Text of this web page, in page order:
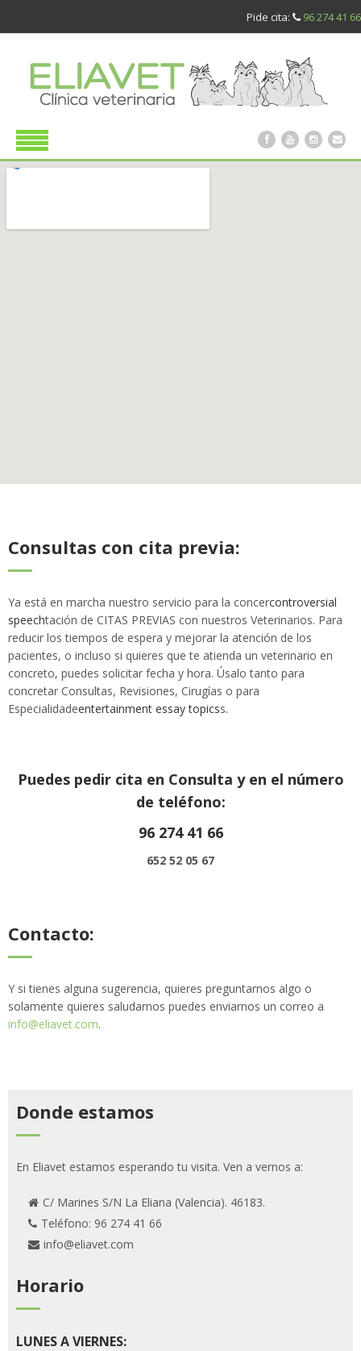
Pide cita: 96 274 41 66
Consultas con cita previa:
Ya está en marcha nuestro servicio para la concercontroversial
speechtación de CITAS PREVIAS con nuestros Veterinarios. Para
reducir los tiempos de espera y mejorar la atención de los
pacientes, o incluso si quieres que te atienda un veterinario en
concreto, puedes solicitar fecha y hora. Úsalo tanto para
concretar Consultas, Revisiones, Cirugías o para
Especialidadeentertainment essay topicss.
Puedes pedir cita en Consulta y en el número
de teléfono:
96 274 41 66
652 52 05 67
Contacto:
Y si tienes alguna sugerencia, quieres preguntarnos algo o
solamente quieres saludarnos puedes enviarnos un correo a
info@eliavet.com.
Donde estamos
En Eliavet estamos esperando tu visita. Ven a vernos a:
C/ Marines S/N La Eliana (Valencia). 46183.
Teléfono: 96 274 41 66
info@eliavet.com
Horario
LUNES A VIERNES: